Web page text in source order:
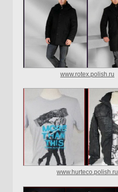
www.rotex.polish.ru
www.hurteco.polish.ru